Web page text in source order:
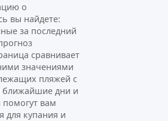
о
вы найдете:
за последний
сравнивает
значениями
пляжей с
ближайшие дни и
вам
для купания и